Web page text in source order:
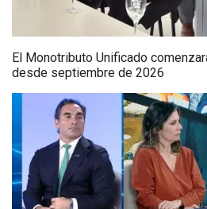
El Monotributo Unificado
desde septiembre de 2026